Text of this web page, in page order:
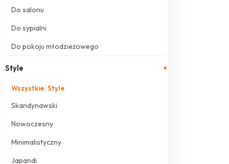
Do salonu
Do sypialni
Do pokoju młodzieżowego
Style ▾
Wszystkie: Style
Skandynawski
Nowoczesny
Minimalistyczny
Japandi